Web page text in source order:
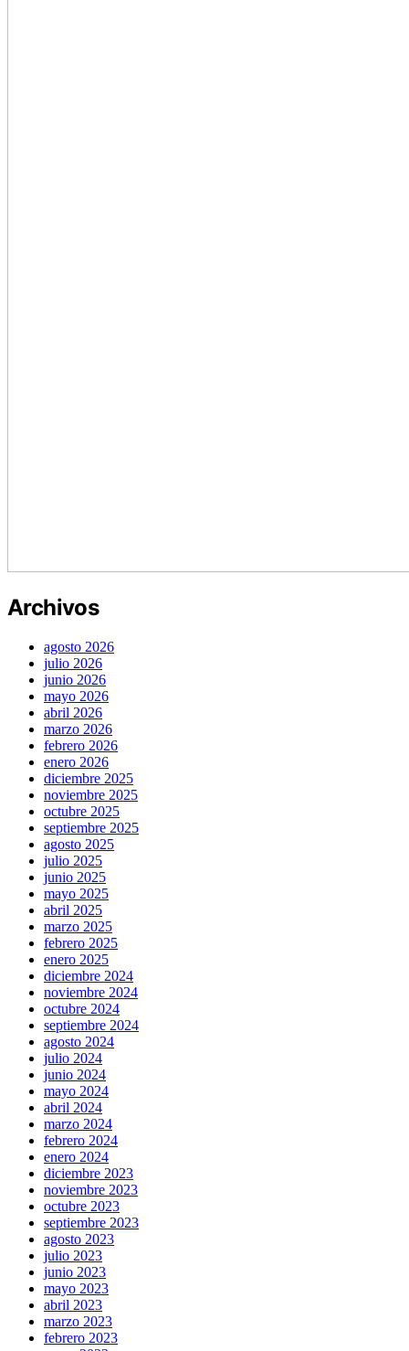
Archivos
agosto 2026
julio 2026
junio 2026
mayo 2026
abril 2026
marzo 2026
febrero 2026
enero 2026
diciembre 2025
noviembre 2025
octubre 2025
septiembre 2025
agosto 2025
julio 2025
junio 2025
mayo 2025
abril 2025
marzo 2025
febrero 2025
enero 2025
diciembre 2024
noviembre 2024
octubre 2024
septiembre 2024
agosto 2024
julio 2024
junio 2024
mayo 2024
abril 2024
marzo 2024
febrero 2024
enero 2024
diciembre 2023
noviembre 2023
octubre 2023
septiembre 2023
agosto 2023
julio 2023
junio 2023
mayo 2023
abril 2023
marzo 2023
febrero 2023